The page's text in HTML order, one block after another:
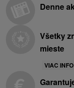
Denne
Všetky
mieste
VIAC INFO